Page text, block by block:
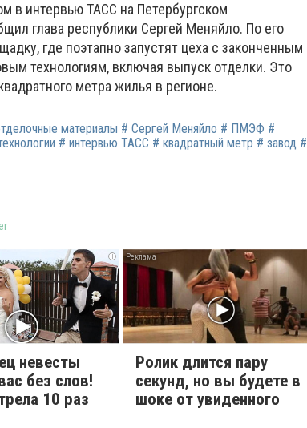
в интервью ТАСС на Петербургском
глава республики Сергей Меняйло. По его
где поэтапно запустят цеха с законченным
технологиям, включая выпуск отделки. Это
метра жилья в регионе.
материалы # Сергей Меняйло # ПМЭФ #
# интервью ТАСС # квадратный метр # завод #
i
невесты
без слов!
10 раз
Ролик длится пару
секунд, но вы будете в
шоке от увиденного